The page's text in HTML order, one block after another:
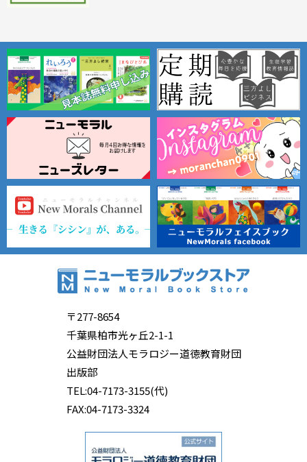
〒277-8654
千葉県柏市光ヶ丘2-1-1
公益財団法人モラロジー道徳教育財団
出版部
TEL:04-7173-3155(代)
FAX:04-7173-3324